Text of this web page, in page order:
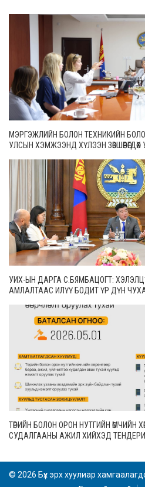
МЭРГЭЖЛИЙН БОЛОН ТЕХНИКИЙН
УЛСЫН ХЭМЖЭЭНД ХҮЛЭЭН
УИХ-ЫН ДАРГА С.БЯМБАЦОГТ:
АМЛАЛТААС ИЛҮҮ БОДИТ ҮР ДҮН
ТӨРИЙН БОЛОН ОРОН НУТГИЙН ӨМЧИЙН
СУДАЛГААНЫ АЖИЛ ХИЙХЭД
© 2026 Бүх эрх хуулиар